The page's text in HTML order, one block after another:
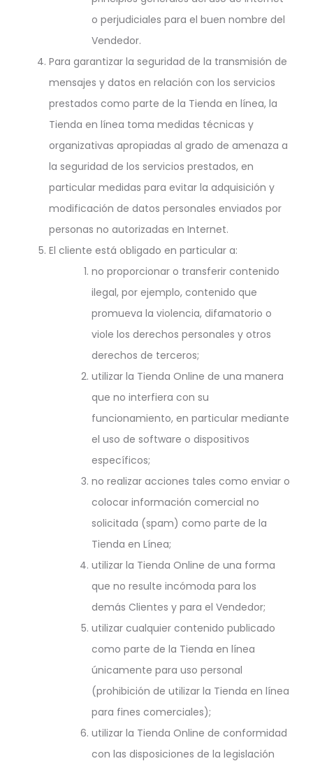
o perjudiciales para el buen nombre del
Vendedor.
Para garantizar la seguridad de la transmisión de
mensajes y datos en relación con los servicios
prestados como parte de la Tienda en línea, la
Tienda en línea toma medidas técnicas y
organizativas apropiadas al grado de amenaza a
la seguridad de los servicios prestados, en
particular medidas para evitar la adquisición y
modificación de datos personales enviados por
personas no autorizadas en Internet.
El cliente está obligado en particular a:
no proporcionar o transferir contenido
ilegal, por ejemplo, contenido que
promueva la violencia, difamatorio o
viole los derechos personales y otros
derechos de terceros;
utilizar la Tienda Online de una manera
que no interfiera con su
funcionamiento, en particular mediante
el uso de software o dispositivos
específicos;
no realizar acciones tales como enviar o
colocar información comercial no
solicitada (spam) como parte de la
Tienda en Línea;
utilizar la Tienda Online de una forma
que no resulte incómoda para los
demás Clientes y para el Vendedor;
utilizar cualquier contenido publicado
como parte de la Tienda en línea
únicamente para uso personal
(prohibición de utilizar la Tienda en línea
para fines comerciales);
utilizar la Tienda Online de conformidad
con las disposiciones de la legislación